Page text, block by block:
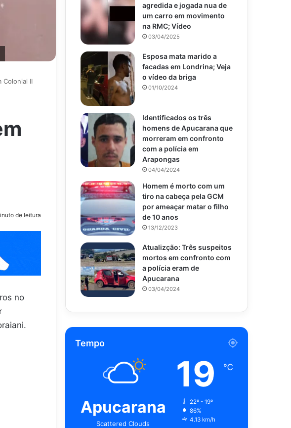
Colonial II
de leitura
no
agredida e jogada nua de
um carro em movimento
na RMC; Vídeo
03/04/2025
Esposa mata marido a
facadas em Londrina; Veja
o vídeo da briga
01/10/2024
Identificados os três
homens de Apucarana que
morreram em confronto
com a polícia em
Arapongas
04/04/2024
Homem é morto com um
tiro na cabeça pela GCM
por ameaçar matar o filho
de 10 anos
13/12/2023
Atualizção: Três suspeitos
mortos em confronto com
a polícia eram de
Apucarana
03/04/2024
Tempo
Apucarana
Scattered Clouds
19 ℃
22º - 19º
86%
4.13 km/h